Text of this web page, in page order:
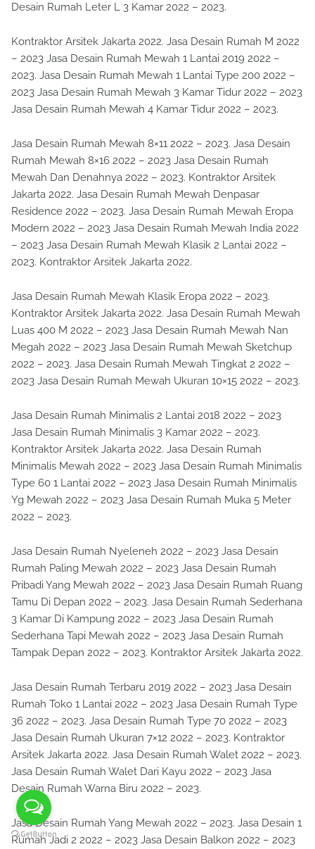
Desain Rumah Leter L 3 Kamar 2022 – 2023.
Kontraktor Arsitek Jakarta 2022. Jasa Desain Rumah M 2022
– 2023 Jasa Desain Rumah Mewah 1 Lantai 2019 2022 –
2023. Jasa Desain Rumah Mewah 1 Lantai Type 200 2022 –
2023 Jasa Desain Rumah Mewah 3 Kamar Tidur 2022 – 2023
Jasa Desain Rumah Mewah 4 Kamar Tidur 2022 – 2023.
Jasa Desain Rumah Mewah 8×11 2022 – 2023. Jasa Desain
Rumah Mewah 8×16 2022 – 2023 Jasa Desain Rumah
Mewah Dan Denahnya 2022 – 2023. Kontraktor Arsitek
Jakarta 2022. Jasa Desain Rumah Mewah Denpasar
Residence 2022 – 2023. Jasa Desain Rumah Mewah Eropa
Modern 2022 – 2023 Jasa Desain Rumah Mewah India 2022
– 2023 Jasa Desain Rumah Mewah Klasik 2 Lantai 2022 –
2023. Kontraktor Arsitek Jakarta 2022.
Jasa Desain Rumah Mewah Klasik Eropa 2022 – 2023.
Kontraktor Arsitek Jakarta 2022. Jasa Desain Rumah Mewah
Luas 400 M 2022 – 2023 Jasa Desain Rumah Mewah Nan
Megah 2022 – 2023 Jasa Desain Rumah Mewah Sketchup
2022 – 2023. Jasa Desain Rumah Mewah Tingkat 2 2022 –
2023 Jasa Desain Rumah Mewah Ukuran 10×15 2022 – 2023.
Jasa Desain Rumah Minimalis 2 Lantai 2018 2022 – 2023
Jasa Desain Rumah Minimalis 3 Kamar 2022 – 2023.
Kontraktor Arsitek Jakarta 2022. Jasa Desain Rumah
Minimalis Mewah 2022 – 2023 Jasa Desain Rumah Minimalis
Type 60 1 Lantai 2022 – 2023 Jasa Desain Rumah Minimalis
Yg Mewah 2022 – 2023 Jasa Desain Rumah Muka 5 Meter
2022 – 2023.
Jasa Desain Rumah Nyeleneh 2022 – 2023 Jasa Desain
Rumah Paling Mewah 2022 – 2023 Jasa Desain Rumah
Pribadi Yang Mewah 2022 – 2023 Jasa Desain Rumah Ruang
Tamu Di Depan 2022 – 2023. Jasa Desain Rumah Sederhana
3 Kamar Di Kampung 2022 – 2023 Jasa Desain Rumah
Sederhana Tapi Mewah 2022 – 2023 Jasa Desain Rumah
Tampak Depan 2022 – 2023. Kontraktor Arsitek Jakarta 2022.
Jasa Desain Rumah Terbaru 2019 2022 – 2023 Jasa Desain
Rumah Toko 1 Lantai 2022 – 2023 Jasa Desain Rumah Type
36 2022 – 2023. Jasa Desain Rumah Type 70 2022 – 2023
Jasa Desain Rumah Ukuran 7×12 2022 – 2023. Kontraktor
Arsitek Jakarta 2022. Jasa Desain Rumah Walet 2022 – 2023.
Jasa Desain Rumah Walet Dari Kayu 2022 – 2023 Jasa
Desain Rumah Warna Biru 2022 – 2023.
Jasa Desain Rumah Yang Mewah 2022 – 2023. Jasa Desain 1
Rumah Jadi 2 2022 – 2023 Jasa Desain Balkon 2022 – 2023